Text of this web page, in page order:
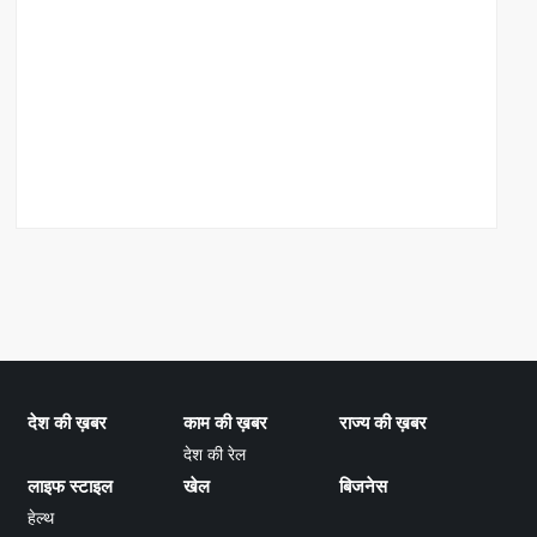
देश की ख़बर काम की ख़बर
देश की रेल
राज्य की ख़बर
लाइफ स्टाइल
हेल्थ
खेल बिजनेस